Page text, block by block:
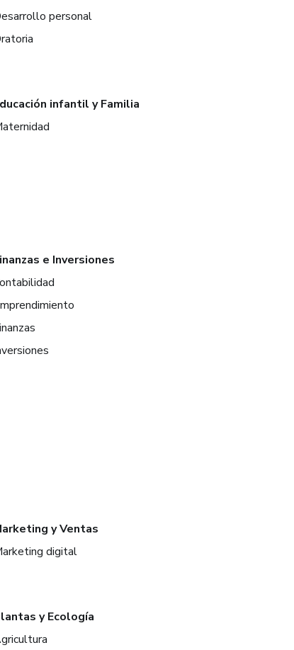
personal
infantil y Familia
e Inversiones
y Ventas
digital
y Ecología